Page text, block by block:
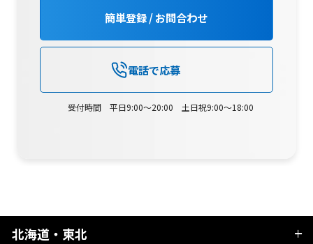
簡単登録 / お問合わせ
電話で応募
受付時間 平日9:00～20:00 土日祝9:00～18:00
北海道・東北